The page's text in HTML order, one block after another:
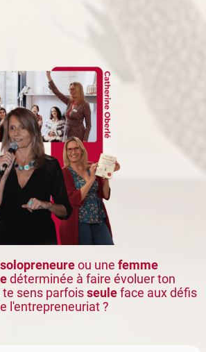
solopreneureou une femme
déterminée à faire évoluer ton
sens parfoisseuleface aux défis
l'entrepreneuriat ?